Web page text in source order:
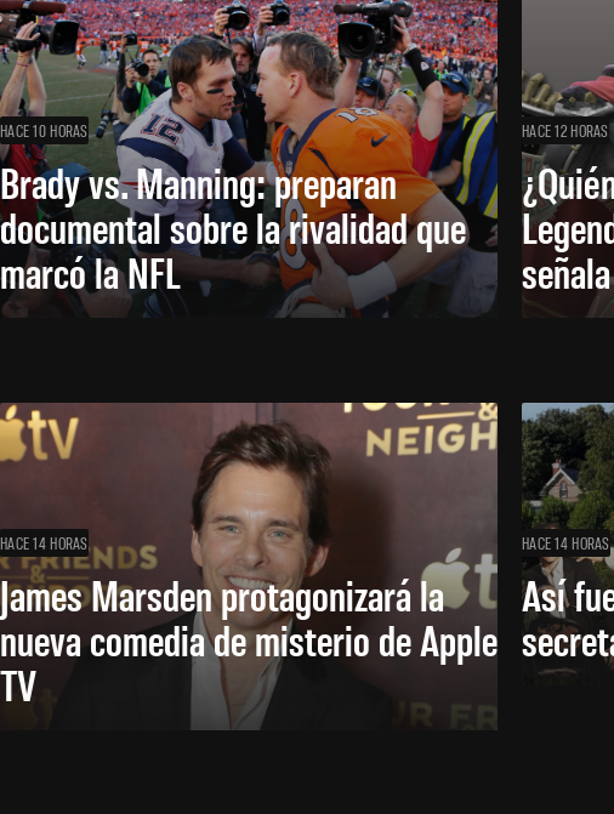
HACE 10 HORAS
Brady vs. Manning: preparan
documental sobre la rivalidad que
marcó la NFL
HACE 12 HORAS
HACE 14 HORAS
James Marsden protagonizará la
nueva comedia de misterio de Apple
TV
HACE 14 HORAS
Así